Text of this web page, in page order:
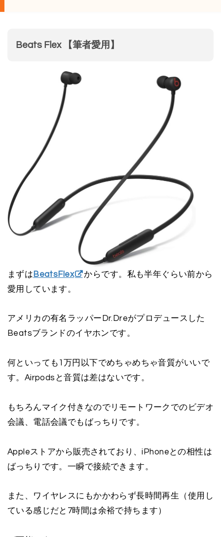
Beats Flex 【筆者愛用】
まずは BeatsFlex
からです。私も半年ぐらい前から
愛用しています。
アメリカの有名ラッパーDr.Dreがプロデュースした
Beatsブランドのイヤホンです。
何といっても1万円以下でめちゃめちゃ音質がいいで
す。Airpodsと音質は差はないです。
もちろんマイク付きなのでリモートワークでのビデオ
会議、電話会議でもばっちりです。
Appleストアから販売されており、iPhoneとの相性は
ばっちりです。一瞬で接続できます。
また、ワイヤレスにもかかわらず長時間再生（使用し
ている感じだと7時間は余裕で持ちます）